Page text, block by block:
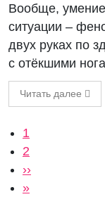
Вообще,
ситуации –
двух руках по
с отёкшими
Читать далее
Нумерация
Текущая
1
Страница
2
Следующая
››
Последняя
»